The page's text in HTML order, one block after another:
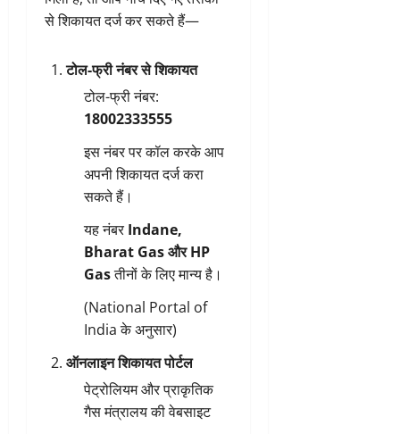
से शिकायत दर्ज कर सकते हैं—
टोल-फ्री नंबर से शिकायत
टोल-फ्री नंबर:
18002333555
इस नंबर पर कॉल करके आप
अपनी शिकायत दर्ज करा
सकते हैं।
यह नंबर Indane,
Bharat Gas और HP
Gasतीनों के लिए मान्य है।
(National Portal of
India के अनुसार)
ऑनलाइन शिकायत पोर्टल
पेट्रोलियम और प्राकृतिक
गैस मंत्रालय की वेबसाइट